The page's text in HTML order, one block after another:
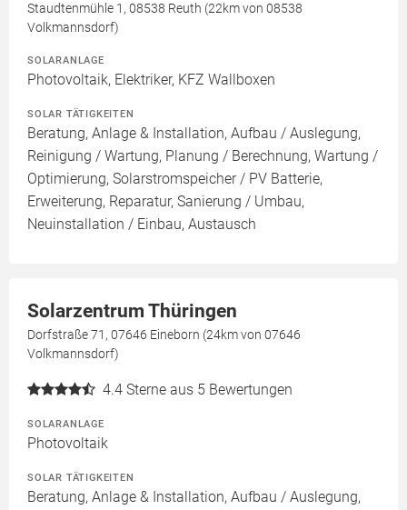
Staudtenmühle 1, 08538 Reuth (22km von 08538
Volkmannsdorf)
SOLARANLAGE
Photovoltaik, Elektriker, KFZ Wallboxen
SOLAR TÄTIGKEITEN
Beratung, Anlage & Installation, Aufbau / Auslegung,
Reinigung / Wartung, Planung / Berechnung, Wartung /
Optimierung, Solarstromspeicher / PV Batterie,
Erweiterung, Reparatur, Sanierung / Umbau,
Neuinstallation / Einbau, Austausch
Solarzentrum Thüringen
Dorfstraße 71, 07646 Eineborn (24km von 07646
Volkmannsdorf)
4.4 Sterne aus 5 Bewertungen
SOLARANLAGE
Photovoltaik
SOLAR TÄTIGKEITEN
Beratung, Anlage & Installation, Aufbau / Auslegung,